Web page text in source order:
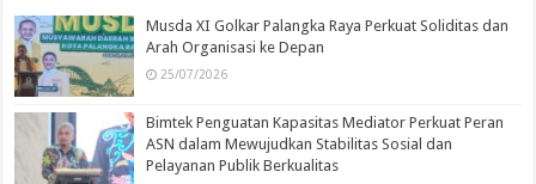
Musda XI Golkar Palangka Raya Perkuat Soliditas dan
Arah Organisasi ke Depan
25/07/2026
Bimtek Penguatan Kapasitas Mediator Perkuat Peran
ASN dalam Mewujudkan Stabilitas Sosial dan
Pelayanan Publik Berkualitas